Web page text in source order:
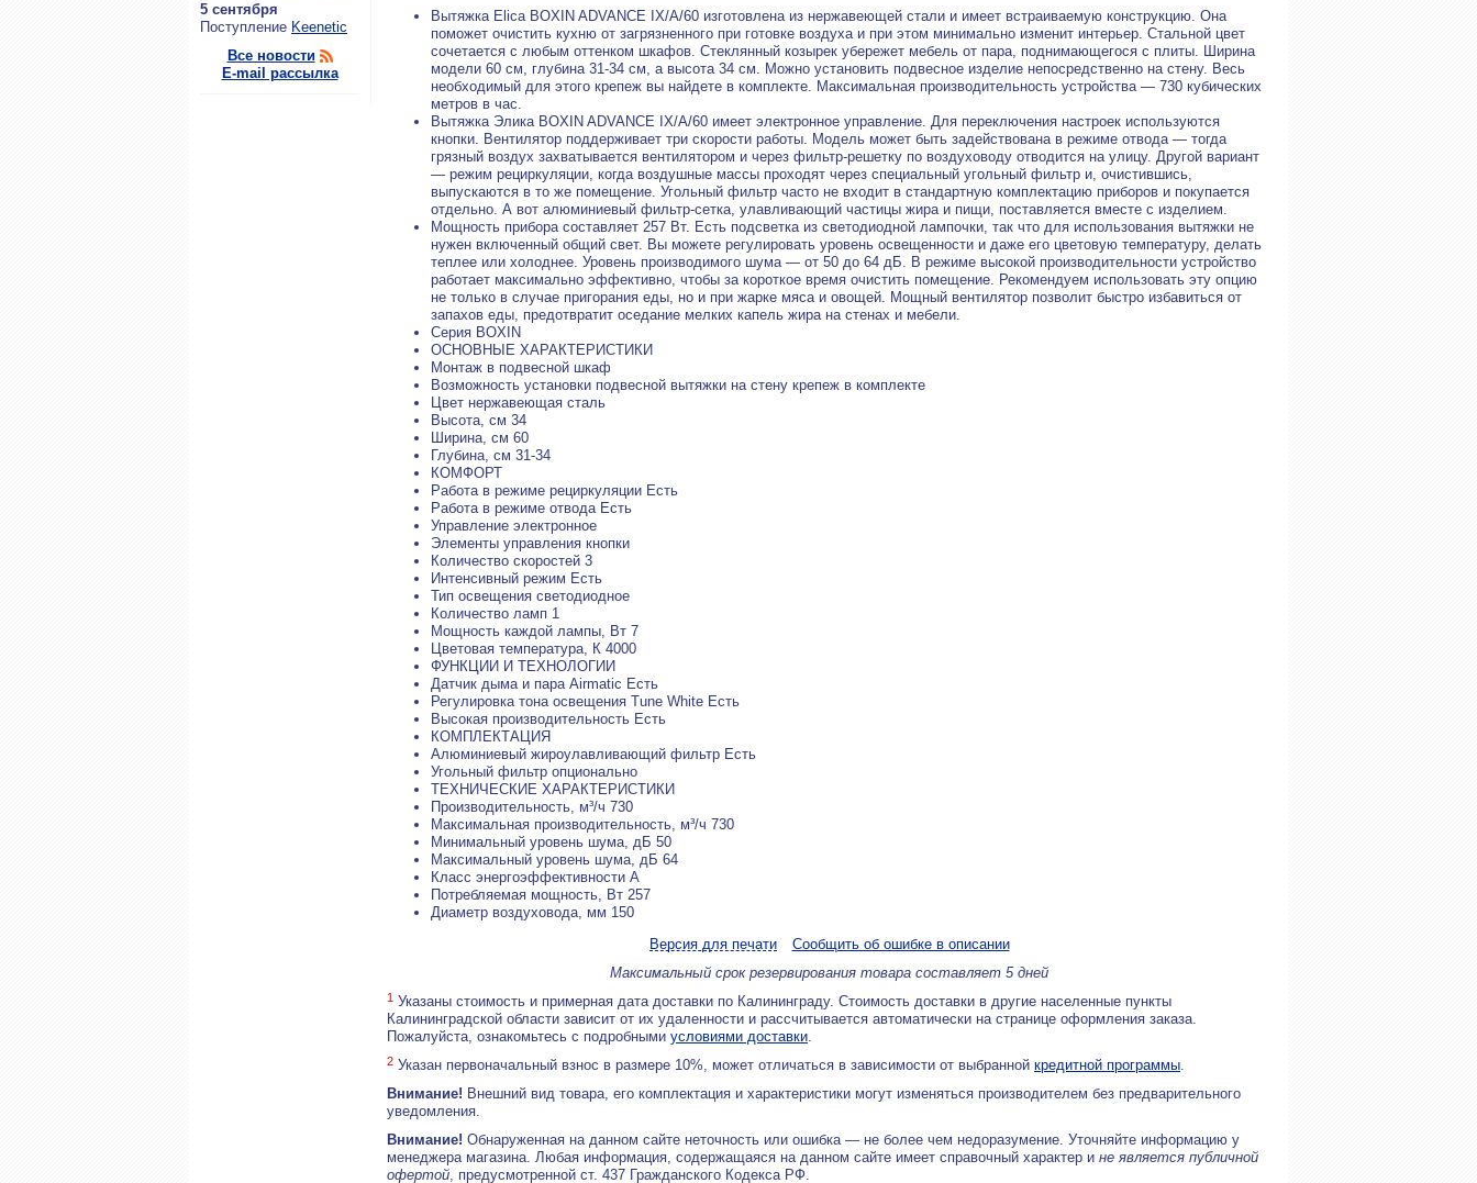
5 сентября
По­ступ­ле­ние Keenetic
Все новости
E-mail рассылка
Вытяжка Elica BOXIN ADVANCE IX/A/60 изготовлена из нержавеющей стали и имеет встраиваемую конструкцию. Она
поможет очистить кухню от загрязненного при готовке воздуха и при этом минимально изменит интерьер. Стальной цвет
сочетается с любым оттенком шкафов. Стеклянный козырек убережет мебель от пара, поднимающегося с плиты. Ширина
модели 60 см, глубина 31-34 см, а высота 34 см. Можно установить подвесное изделие непосредственно на стену. Весь
необходимый для этого крепеж вы найдете в комплекте. Максимальная производительность устройства — 730 кубических
метров в час.
Вытяжка Элика BOXIN ADVANCE IX/A/60 имеет электронное управление. Для переключения настроек используются
кнопки. Вентилятор поддерживает три скорости работы. Модель может быть задействована в режиме отвода — тогда
грязный воздух захватывается вентилятором и через фильтр-решетку по воздуховоду отводится на улицу. Другой вариант
— режим рециркуляции, когда воздушные массы проходят через специальный угольный фильтр и, очистившись,
выпускаются в то же помещение. Угольный фильтр часто не входит в стандартную комплектацию приборов и покупается
отдельно. А вот алюминиевый фильтр-сетка, улавливающий частицы жира и пищи, поставляется вместе с изделием.
Мощность прибора составляет 257 Вт. Есть подсветка из светодиодной лампочки, так что для использования вытяжки не
нужен включенный общий свет. Вы можете регулировать уровень освещенности и даже его цветовую температуру, делать
теплее или холоднее. Уровень производимого шума — от 50 до 64 дБ. В режиме высокой производительности устройство
работает максимально эффективно, чтобы за короткое время очистить помещение. Рекомендуем использовать эту опцию
не только в случае пригорания еды, но и при жарке мяса и овощей. Мощный вентилятор позволит быстро избавиться от
запахов еды, предотвратит оседание мелких капель жира на стенах и мебели.
Серия BOXIN
ОСНОВНЫЕ ХАРАКТЕРИСТИКИ
Монтаж в подвесной шкаф
Возможность установки подвесной вытяжки на стену крепеж в комплекте
Цвет нержавеющая сталь
Высота, см 34
Ширина, см 60
Глубина, см 31-34
КОМФОРТ
Работа в режиме рециркуляции Есть
Работа в режиме отвода Есть
Управление электронное
Элементы управления кнопки
Количество скоростей 3
Интенсивный режим Есть
Тип освещения светодиодное
Количество ламп 1
Мощность каждой лампы, Вт 7
Цветовая температура, К 4000
ФУНКЦИИ И ТЕХНОЛОГИИ
Датчик дыма и пара Airmatic Есть
Регулировка тона освещения Tune White Есть
Высокая производительность Есть
КОМПЛЕКТАЦИЯ
Алюминиевый жироулавливающий фильтр Есть
Угольный фильтр опционально
ТЕХНИЧЕСКИЕ ХАРАКТЕРИСТИКИ
Производительность, м³/ч 730
Максимальная производительность, м³/ч 730
Минимальный уровень шума, дБ 50
Максимальный уровень шума, дБ 64
Класс энергоэффективности А
Потребляемая мощность, Вт 257
Диаметр воздуховода, мм 150
Версия для печати
Сообщить об ошибке в описании
Максимальный срок резервирования товара составляет 5 дней
1 Указаны стоимость и примерная дата доставки по Калининграду. Стоимость доставки в другие населенные пункты
Калининградской области зависит от их удаленности и рассчитывается автоматически на странице оформления заказа.
Пожалуйста, ознакомьтесь с подробными условиями доставки.
2 Указан первоначальный взнос в размере 10%, может отличаться в зависимости от выбранной кредитной программы.
Внимание! Внешний вид товара, его комплектация и характеристики могут изменяться производителем без предварительного
уведомления.
Внимание! Обнаруженная на данном сайте неточность или ошибка — не более чем недоразумение. Уточняйте информацию у
менеджера магазина. Любая информация, содержащаяся на данном сайте имеет справочный характер и не является публичной
офертой, предусмотренной ст. 437 Гражданского Кодекса РФ.